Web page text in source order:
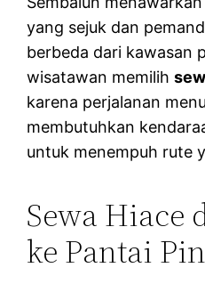
yang sejuk dan
berbeda dari kawasan
wisatawan memilih
karena perjalanan
membutuhkan
untuk menempuh rute
Sewa Hiace
ke Pantai